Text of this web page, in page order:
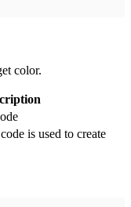
color.
is used to create